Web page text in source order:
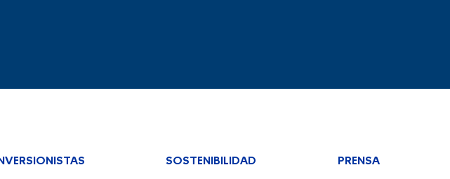
SOSTENIBILIDAD PRENSA